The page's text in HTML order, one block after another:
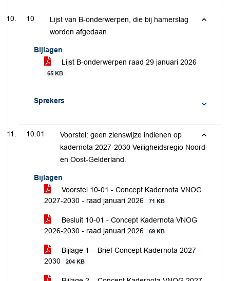
10
Lijst van B-onderwerpen, die bij hamerslag
worden afgedaan.
Bijlagen
Lijst B-onderwerpen raad 29 januari 2026
65 KB
Sprekers
10.01
Voorstel: geen zienswijze indienen op
kadernota 2027-2030 Veiligheidsregio Noord-
en Oost-Gelderland.
Bijlagen
Voorstel 10-01 - Concept Kadernota VNOG
2027-2030 - raad januari 2026
71 KB
Besluit 10-01 - Concept Kadernota VNOG
2026-2030 - raad januari 2026
69 KB
Bijlage 1 – Brief Concept Kadernota 2027 –
2030
204 KB